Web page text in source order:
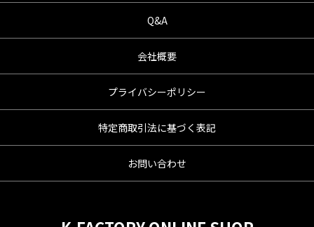
Q&A
会社概要
プライバシーポリシー
特定商取引法に基づく表記
お問い合わせ